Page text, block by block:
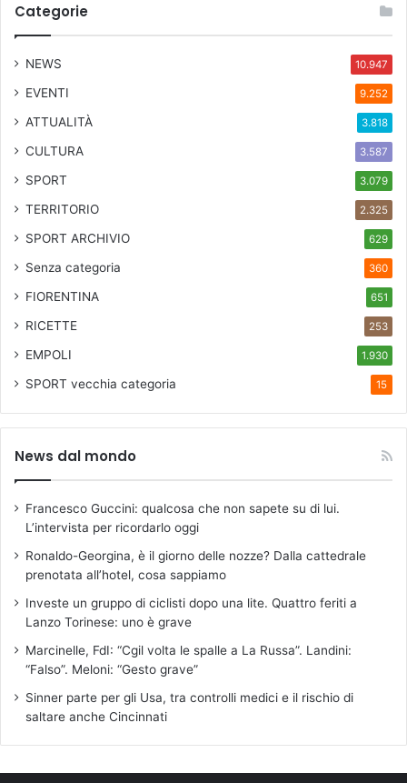
Categorie
NEWS 10.947
EVENTI 9.252
ATTUALITÀ 3.818
CULTURA 3.587
SPORT 3.079
TERRITORIO 2.325
SPORT ARCHIVIO 629
Senza categoria 360
FIORENTINA 651
RICETTE 253
EMPOLI 1.930
SPORT vecchia categoria 15
News dal mondo
Francesco Guccini: qualcosa che non sapete su di lui.
L’intervista per ricordarlo oggi
Ronaldo-Georgina, è il giorno delle nozze? Dalla cattedrale
prenotata all’hotel, cosa sappiamo
Investe un gruppo di ciclisti dopo una lite. Quattro feriti a
Lanzo Torinese: uno è grave
Marcinelle, FdI: “Cgil volta le spalle a La Russa”. Landini:
“Falso”. Meloni: “Gesto grave”
Sinner parte per gli Usa, tra controlli medici e il rischio di
saltare anche Cincinnati